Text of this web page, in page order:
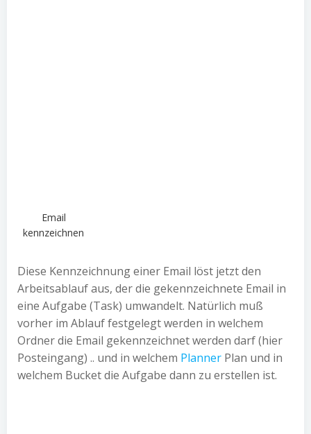
Email
kennzeichnen
Diese Kennzeichnung einer Email löst jetzt den
Arbeitsablauf aus, der die gekennzeichnete Email in
eine Aufgabe (Task) umwandelt. Natürlich muß
vorher im Ablauf festgelegt werden in welchem
Ordner die Email gekennzeichnet werden darf (hier
Posteingang) .. und in welchem Planner Plan und in
welchem Bucket die Aufgabe dann zu erstellen ist.